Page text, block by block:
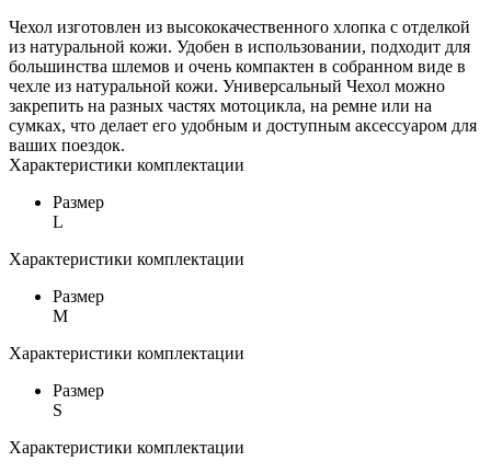
Чехол изготовлен из высококачественного хлопка с отделкой
из натуральной кожи. Удобен в использовании, подходит для
большинства шлемов и очень компактен в собранном виде в
чехле из натуральной кожи. Универсальный Чехол можно
закрепить на разных частях мотоцикла, на ремне или на
сумках, что делает его удобным и доступным аксессуаром для
ваших поездок.
Характеристики комплектации
Размер
L
Характеристики комплектации
Размер
M
Характеристики комплектации
Размер
S
Характеристики комплектации